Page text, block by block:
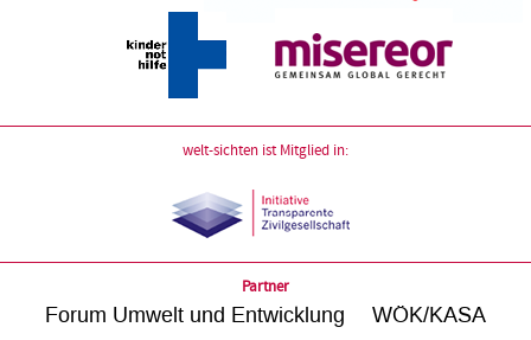
welt-sichten ist Mitglied in:
Partner
Forum Umwelt und Entwicklung WÖK/KASA